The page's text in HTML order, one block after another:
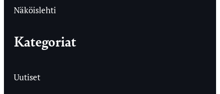
Näköislehti
Kategoriat
Uutiset